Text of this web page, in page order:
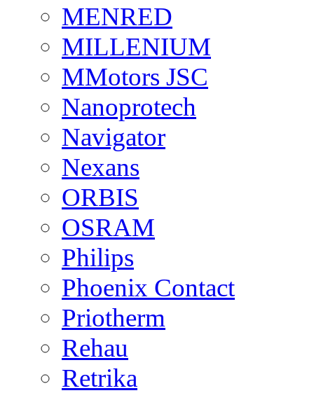
MENRED
MILLENIUM
MMotors JSC
Nanoprotech
Navigator
Nexans
ORBIS
OSRAM
Philips
Phoenix Contact
Priotherm
Rehau
Retrika